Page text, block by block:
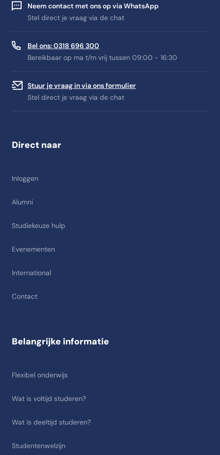
Neem contact met ons op via WhatsApp
Stel direct je vraag via de chat
Bel ons: 0318 696 300
Bereikbaar op ma t/m vrij tussen 09:00 - 16:30
Stuur je vraag in via ons formulier
Stel direct je vraag via de chat
Direct naar
Inloggen
Alumni
Studiekeuze hulp
Evenementen
International
Contact
Belangrijke informatie
Flexibel onderwijs
Wat is voltijd studeren?
Wat is deeltijd studeren?
Studentenwelzijn